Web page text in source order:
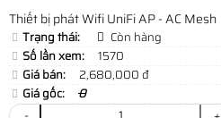
Thiết bị phát Wifi UniFi AP - AC Mesh
Trạng thái:
Còn hàng
Số lần xem:
1570
Giá bán:
2,680,000 đ
Giá gốc:
0